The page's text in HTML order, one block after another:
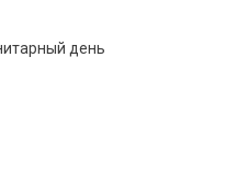
день